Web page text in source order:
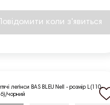
коли з'явиться